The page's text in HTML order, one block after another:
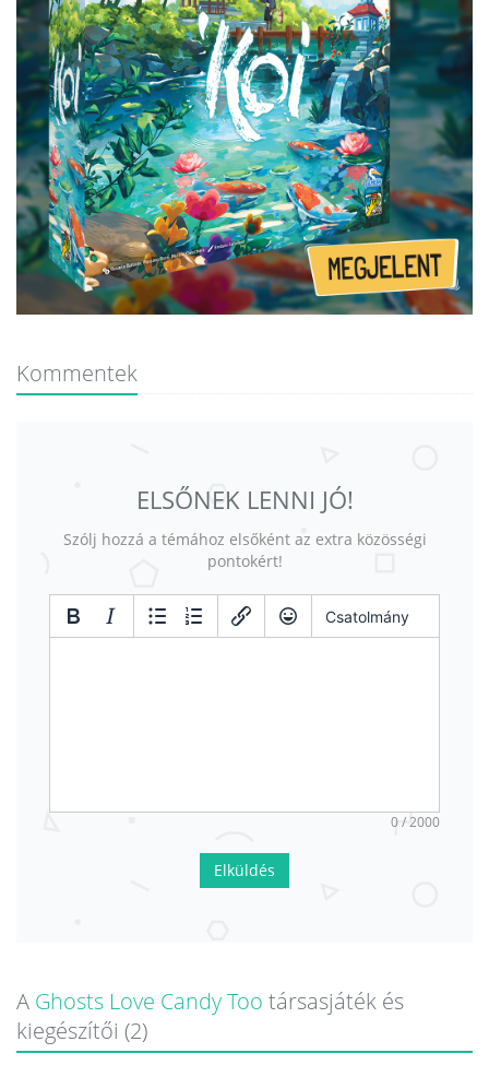
Kommentek
ELSŐNEK LENNI JÓ!
Szólj hozzá a témához elsőként az extra közösségi
pontokért!
Csatolmány
0 / 2000
Elküldés
A Ghosts Love Candy Too társasjáték és
kiegészítői (2)